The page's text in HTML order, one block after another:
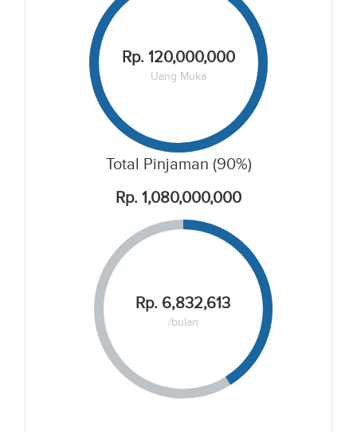
Rp. 120,000,000
Uang Muka
Total Pinjaman (90%)
Rp. 1,080,000,000
Rp. 6,832,613
/bulan